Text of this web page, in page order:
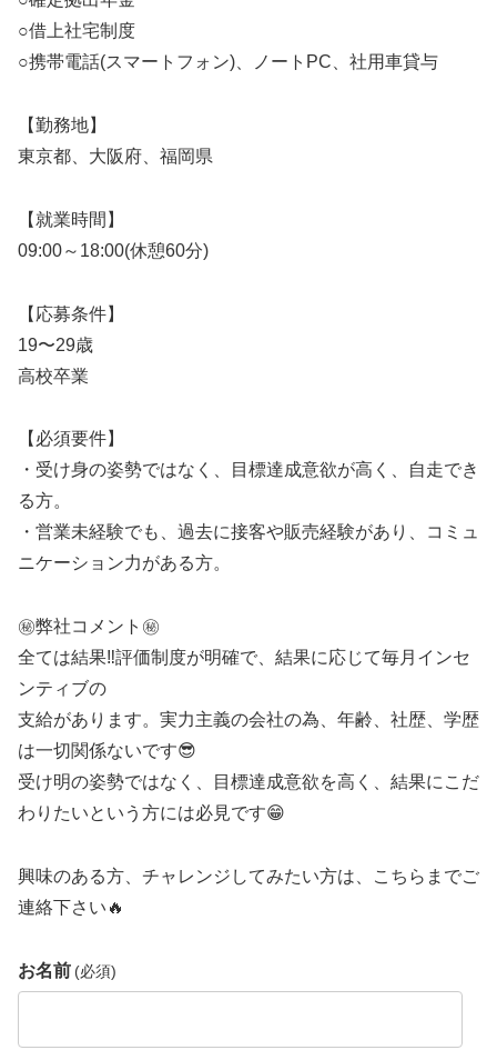
○借上社宅制度
○携帯電話(スマートフォン)、ノートPC、社用車貸与
【勤務地】
東京都、大阪府、福岡県
【就業時間】
09:00～18:00(休憩60分)
【応募条件】
19〜29歳
高校卒業
【必須要件】
・受け身の姿勢ではなく、目標達成意欲が高く、自走でき
る方。
・営業未経験でも、過去に接客や販売経験があり、コミュ
ニケーション力がある方。
㊙️弊社コメント㊙️
全ては結果‼️評価制度が明確で、結果に応じて毎月インセ
ンティブの
支給があります。実力主義の会社の為、年齢、社歴、学歴
は一切関係ないです😎
受け明の姿勢ではなく、目標達成意欲を高く、結果にこだ
わりたいという方には必見です😁
興味のある方、チャレンジしてみたい方は、こちらまでご
連絡下さい🔥
お名前 (必須)